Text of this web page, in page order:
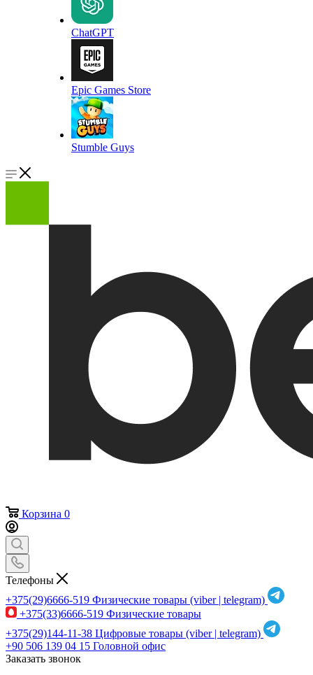
ChatGPT
Epic Games Store
Stumble Guys
Корзина 0
Телефоны
+375(29)6666-519 Физические товары (viber | telegram)
+375(33)6666-519 Физические товары
+375(29)144-11-38 Цифровые товары (viber | telegram)
+90 506 139 04 15 Головной офис
Заказать звонок